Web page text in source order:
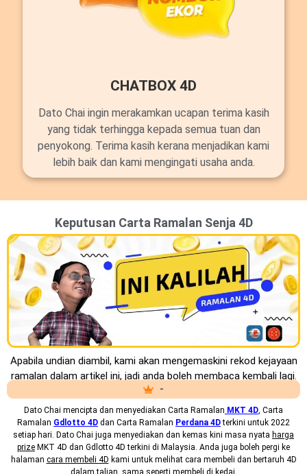
CHATBOX 4D
Dato Chai ingin merakamkan ucapan terima kasih
yang tidak terhingga kepada semua tuan dan
penyokong. Terima kasih kerana menjadikan kami
lebih baik dan kami mengingati usaha anda.
Keputusan Carta Ramalan Senja 4D
Apabila undian diambil, kami akan mengemaskini rekod kejayaan
ramalan dalam artikel ini, jadi anda boleh membaca kembali lagi.
-
Dato Chai mencipta dan menyediakan Carta Ramalan MKT 4D , Carta
Ramalan Gdlotto 4D dan Carta Ramalan Perdana 4Dterkini untuk 2022
setiap hari. Dato Chai juga menyediakan dan kemas kini masa nyata harga
prize MKT 4D dan Gdlotto 4D terkini di Malaysia. Anda juga boleh pergi ke
halaman cara membeli 4D kami untuk melihat cara membeli dan bertaruh 4D
dalam talian, sama seperti membeli di kedai.